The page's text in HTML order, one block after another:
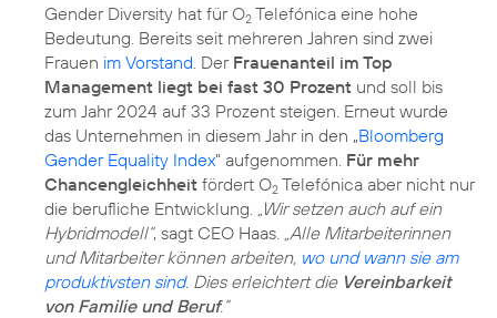
Gender Diversity hat für O2 Telefónica eine hohe
Bedeutung. Bereits seit mehreren Jahren sind zwei
Frauen im Vorstand . Der Frauenanteil im Top
Management liegt bei fast 30 Prozent und soll bis
zum Jahr 2024 auf 33 Prozent steigen. Erneut wurde
das Unternehmen in diesem Jahr in den „Bloomberg
Gender Equality Index" aufgenommen. Für mehr
Chancengleichheit fördert O2 Telefónica aber nicht nur
die berufliche Entwicklung.
„Wir setzen auch auf ein
Hybridmodell“, sagt CEO Haas.
„Alle Mitarbeiterinnen
und Mitarbeiter können arbeiten, wo und wann sie am
produktivsten sind. Dies erleichtert die Vereinbarkeit
von Familie und Beruf.“